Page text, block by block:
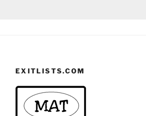
EXITLISTS.COM